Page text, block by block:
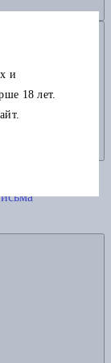
и
18 лет.